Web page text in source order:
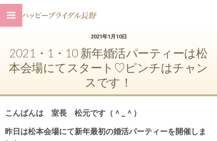
2021年1月10日
2021・1・10 新年婚活パーティーは松
本会場にてスタート♡ピンチはチャン
スです！
こんばんは 室長 松元です（＾_＾）
昨日は松本会場にて新年最初の婚活パーティーを開催しま